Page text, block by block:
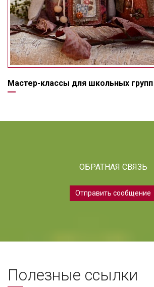
Мастер-классы для школьных групп
ОБРАТНАЯ СВЯЗЬ
Отправить сообщение
Полезные ссылки